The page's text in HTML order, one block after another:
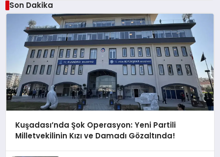
Son Dakika
Kuşadası’nda Şok Operasyon: Yeni Partili
Milletvekilinin Kızı ve Damadı Gözaltında!